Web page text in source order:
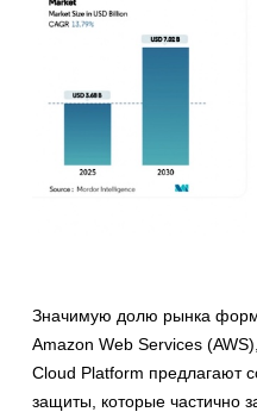
Значимую долю рынка
Amazon Web Services
Cloud Platform предлагают
защиты, которые частично